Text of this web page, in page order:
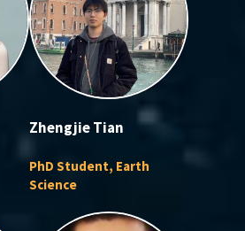
Zhengjie Tian
PhD Student, Earth
Science